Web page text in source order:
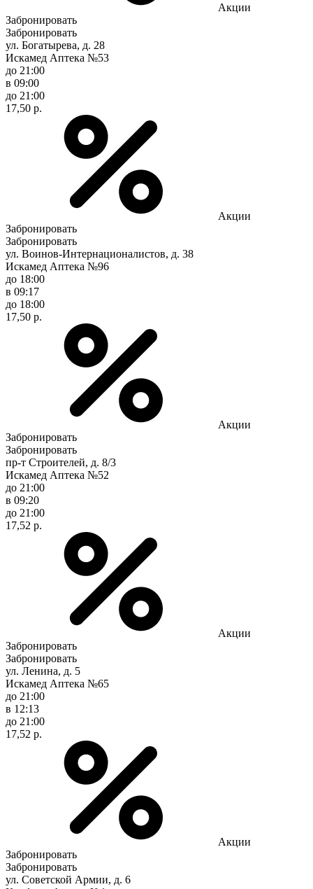
Акции
Забронировать
Забронировать
ул. Богатырева, д. 28
Искамед Аптека №53
до 21:00
в 09:00
до 21:00
17,50 р.
Акции
Забронировать
Забронировать
ул. Воинов-Интернационалистов, д. 38
Искамед Аптека №96
до 18:00
в 09:17
до 18:00
17,50 р.
Акции
Забронировать
Забронировать
пр-т Строителей, д. 8/3
Искамед Аптека №52
до 21:00
в 09:20
до 21:00
17,52 р.
Акции
Забронировать
Забронировать
ул. Ленина, д. 5
Искамед Аптека №65
до 21:00
в 12:13
до 21:00
17,52 р.
Акции
Забронировать
Забронировать
ул. Советской Армии, д. 6